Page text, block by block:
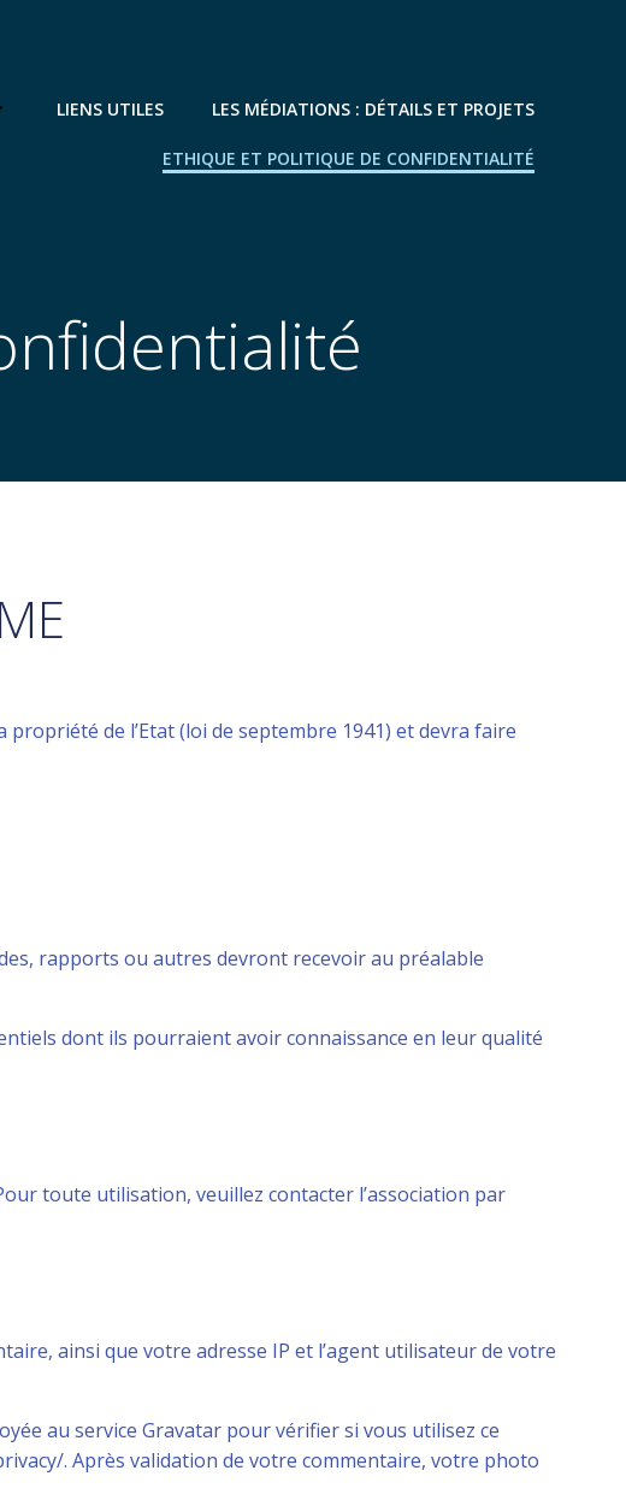
LIENS UTILES LES MÉDIATIONS : DÉTAILS ET PROJETS
ETHIQUE ET POLITIQUE DE CONFIDENTIALITÉ
de l’Etat (loi de septembre 1941) et devra faire
rapports ou autres devront recevoir au préalable
dont ils pourraient avoir connaissance en leur qualité
toute utilisation, veuillez contacter l’association par
ainsi que votre adresse IP et l’agent utilisateur de votre
au service Gravatar pour vérifier si vous utilisez ce
. Après validation de votre commentaire, votre photo